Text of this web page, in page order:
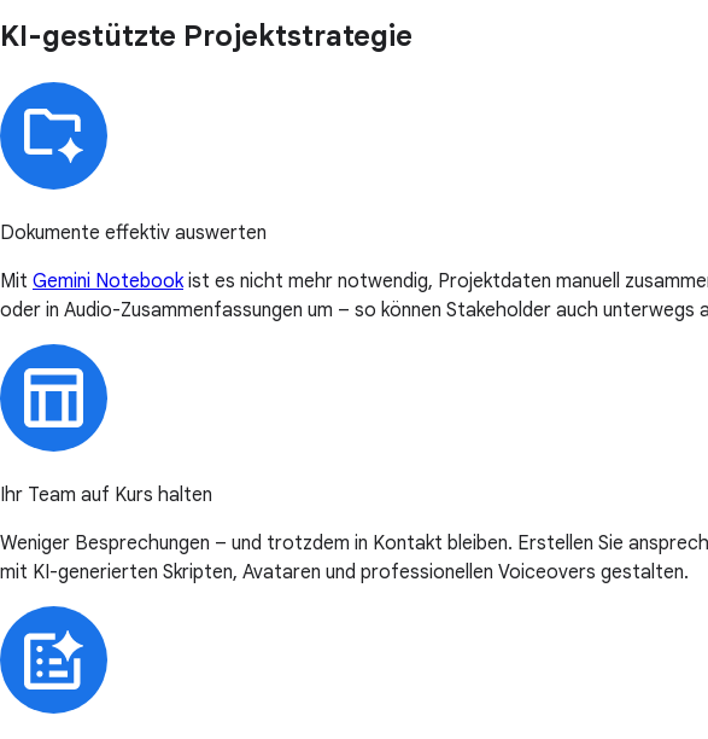
KI-gestützte Projektstrategie
Dokumente effektiv auswerten
Mit Gemini Notebookist es nicht mehr notwendig, Projektdaten manuell
oder in Audio-Zusammenfassungen um – so können Stakeholder auch unterwegs
Ihr Team auf Kurs halten
Weniger Besprechungen – und trotzdem in Kontakt bleiben. Erstellen Sie
mit KI-generierten Skripten, Avataren und professionellen Voiceovers gestalten.